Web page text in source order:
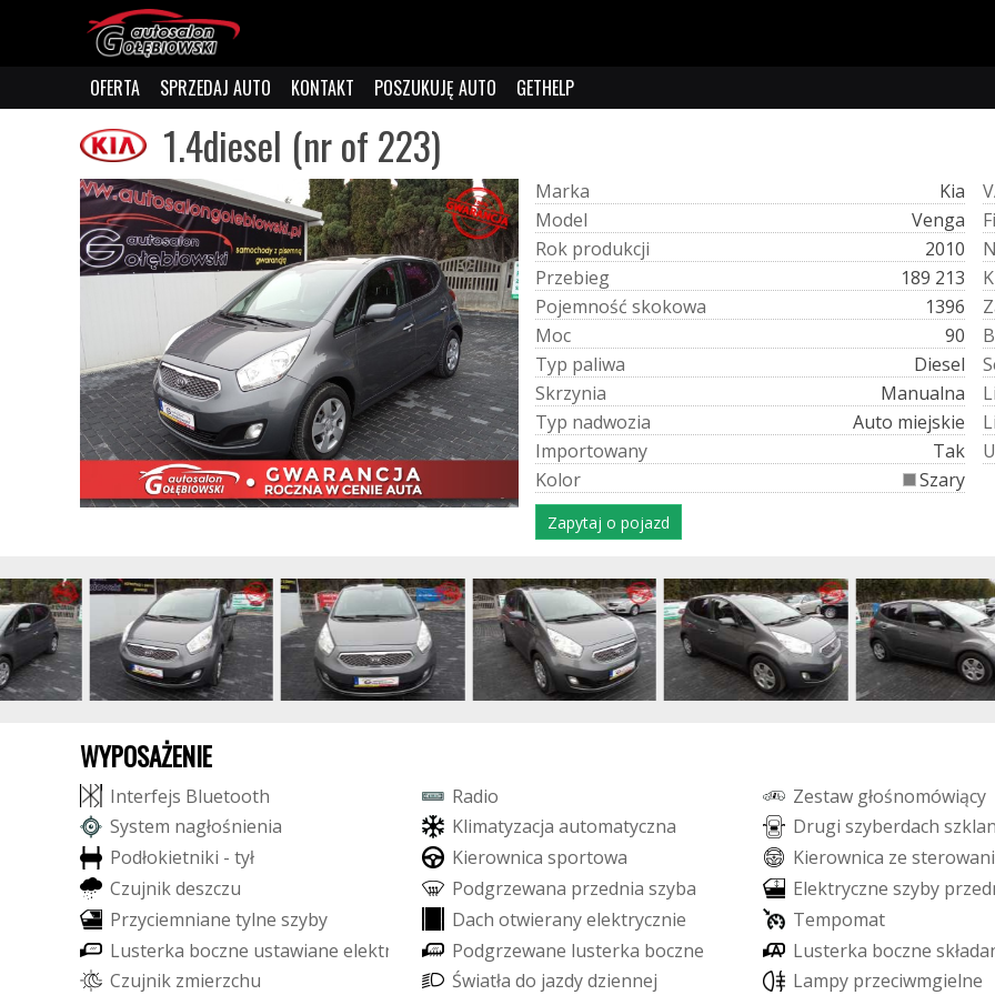
OFERTA SPRZEDAJ AUTO KONTAKT POSZUKUJĘ AUTO GETHELP
1.4diesel (nr of 223)
Marka
Kia
Model
Venga
Rok produkcji
2010
Przebieg
189 213
Pojemność skokowa
1396
Moc
90
Typ paliwa
Diesel
Skrzynia
Manualna
Typ nadwozia
Auto miejskie
Importowany
Tak
Kolor Szary
V
Fi
N
K
Z
B
S
Li
Li
U
Zapytaj o pojazd
WYPOSAŻENIE
Interfejs Bluetooth Radio Zestaw głośnomówiący
System nagłośnienia Klimatyzacja automatyczna Drugi szyberdach szklan
Podłokietniki - tył Kierownica sportowa Kierownica ze sterowani
Czujnikdeszczu Podgrzewana przednia szyba Elektryczne szyby przed
Przyciemniane tylne szyby Dach otwierany elektrycznie Tempomat
Lusterka boczne ustawiane elektr nie Podgrzewane lusterka boczne Lusterka boczne składa
Czujnik zmierzchu Światła do jazdy dziennej Lampy przeciwmgielne